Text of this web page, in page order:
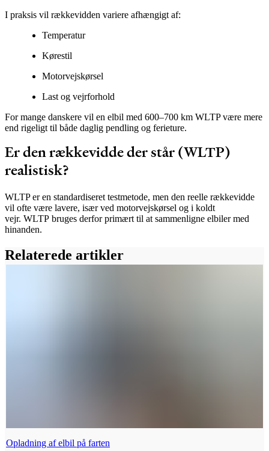
I praksis vil rækkevidden variere afhængigt af:
Temperatur
Kørestil
Motorvejskørsel
Last og vejrforhold
For mange danskere vil en elbil med 600–700 km WLTP være mere
end rigeligt til både daglig pendling og ferieture.
Er den rækkevidde der står (WLTP)
realistisk?
WLTP er en standardiseret testmetode, men den reelle rækkevidde
vil ofte være lavere, især ved motorvejskørsel og i koldt
vejr. WLTP bruges derfor primært til at sammenligne elbiler med
hinanden.
Relaterede artikler
Opladning af elbil på farten